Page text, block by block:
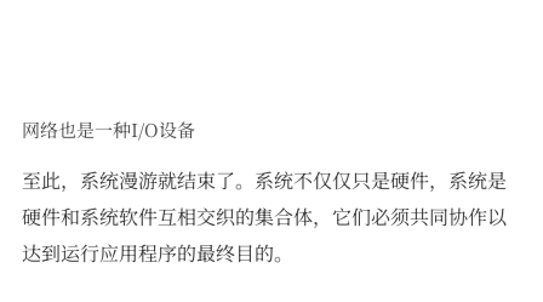
网络也是一种I/O设备
至此，系统漫游就结束了。系统不仅仅只是硬件，系统是
硬件和系统软件互相交织的集合体，它们必须共同协作以
达到运行应用程序的最终目的。